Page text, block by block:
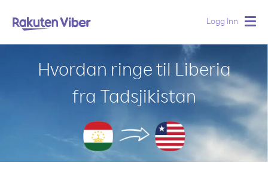
Logg Inn
Hvordan ringe til Liberia
fra Tadsjikistan